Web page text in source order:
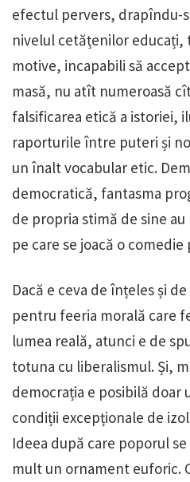
efectul pervers, drapîndu-
nivelul cetățenilor educați,
motive, incapabili să
masă, nu atît numeroasă
falsificarea etică a istoriei,
raporturile între puteri și
un înalt vocabular etic.
democratică, fantasma
de propria stimă de sine
pe care se joacă o
Dacă e ceva de înțeles și
pentru feeria morală care
lumea reală, atunci e de
totuna cu liberalismul. Și,
democrația e posibilă doar
condiții excepționale de
Ideea după care poporul
mult un ornament euforic.